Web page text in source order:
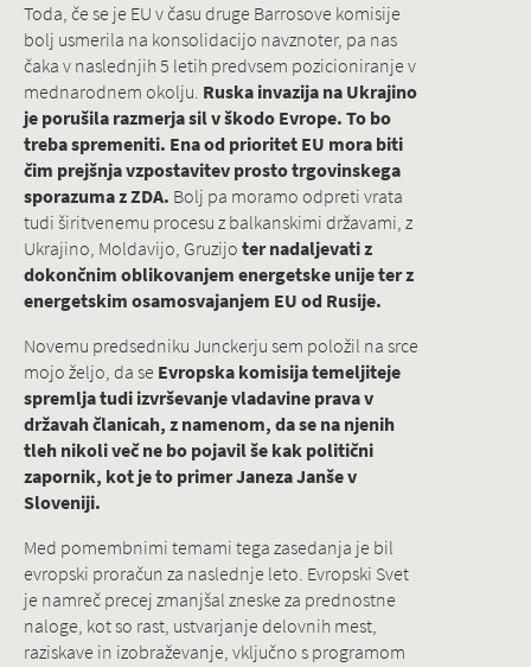
Toda, če se je EU v času druge Barrosove komisije
bolj usmerila na konsolidacijo navznoter, pa nas
čaka v naslednjih 5 letih predvsem pozicioniranje v
mednarodnem okolju. Ruska invazija na Ukrajino
je porušila razmerja sil v škodo Evrope. To bo
treba spremeniti. Ena od prioritet EU mora biti
čim prejšnja vzpostavitev prosto trgovinskega
sporazuma z ZDA. Bolj pa moramo odpreti vrata
tudi širitvenemu procesu z balkanskimi državami, z
Ukrajino, Moldavijo, Gruzijoter nadaljevati z
dokončnim oblikovanjem energetske unije ter z
energetskim osamosvajanjem EU od Rusije.
Novemu predsedniku Junckerju sem položil na srce
mojo željo, da se Evropska komisija temeljiteje
spremlja tudi izvrševanje vladavine prava v
državah članicah, z namenom, da se na njenih
tleh nikoli več ne bo pojavil še kak politični
zapornik, kot je to primer Janeza Janše v
Sloveniji.
Med pomembnimi temami tega zasedanja je bil
evropski proračun za naslednje leto. Evropski Svet
je namreč precej zmanjšal zneske za prednostne
naloge, kot so rast, ustvarjanje delovnih mest,
raziskave in izobraževanje, vključno s programom